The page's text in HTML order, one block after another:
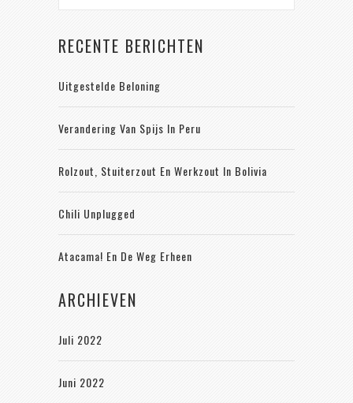
RECENTE BERICHTEN
Uitgestelde Beloning
Verandering Van Spijs In Peru
Rolzout, Stuiterzout En Werkzout In Bolivia
Chili Unplugged
Atacama! En De Weg Erheen
ARCHIEVEN
Juli 2022
Juni 2022